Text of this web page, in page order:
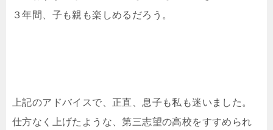
３年間、子も親も楽しめるだろう。
上記のアドバイスで、正直、息子も私も迷いました。
仕方なく上げたような、第三志望の高校をすすめられ